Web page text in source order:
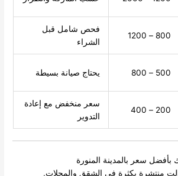
800 – 1200
فحص شامل قبل
الشراء
500 – 800 يحتاج صيانة بسيطة
200 – 400
سعر منخفض مع إعادة
التدوير
منتشرة بكثرة في الشقق والمحلات.